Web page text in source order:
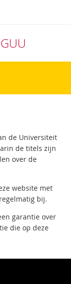
de Universiteit
de titels zijn
over de
website met
bij.
garantie over
die op deze